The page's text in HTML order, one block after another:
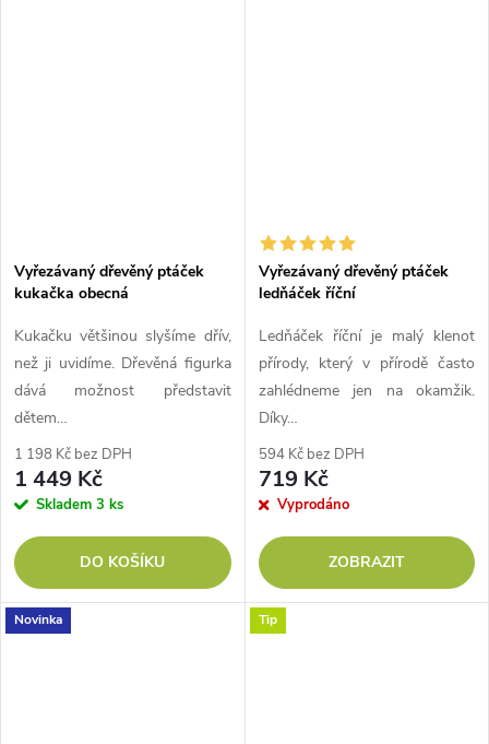
Vyřezávaný dřevěný ptáček
kukačka obecná
Kukačku většinou slyšíme dřív,
než ji uvidíme. Dřevěná figurka
dává možnost představit
dětem…
1 198 Kč bez DPH
1 449 Kč
Skladem 3 ks
DO KOŠÍKU
Vyřezávaný dřevěný ptáček
ledňáček říční
Ledňáček říční je malý klenot
přírody, který v přírodě často
zahlédneme jen na okamžik.
Díky…
594 Kč bez DPH
719 Kč
Vyprodáno
ZOBRAZIT
Novinka Tip